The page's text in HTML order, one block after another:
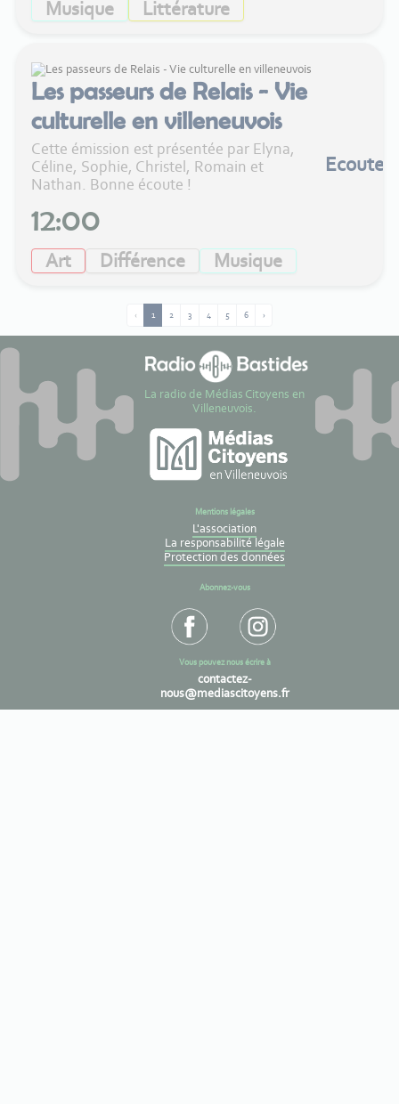
Musique
Littérature
Les passeurs de Relais - Vie
culturelle en villeneuvois
Cette émission est présentée par Elyna,
Céline, Sophie, Christel, Romain et
Nathan. Bonne écoute !
12:00
Art Différence Musique
Ecouter
‹ 1 2 3 4 5 6 ›
La radio de Médias Citoyens en
Villeneuvois.
Mentions légales
L'association
La responsabilité légale
Protection des données
Abonnez-vous
Vous pouvez nous écrire à
contactez-
nous@mediascitoyens.fr